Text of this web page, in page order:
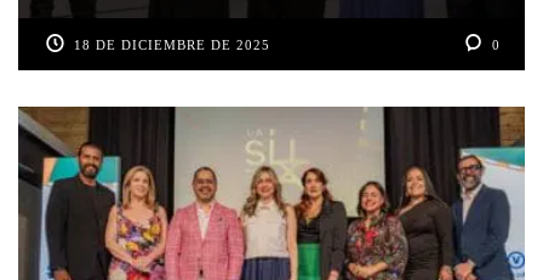
18 DE DICIEMBRE DE 2025 0